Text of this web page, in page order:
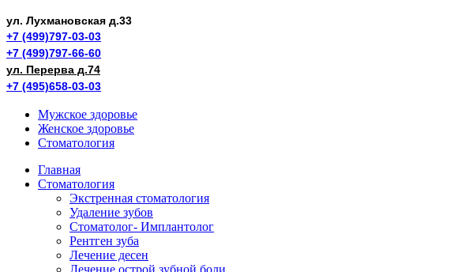
ул. Лухмановская д.33
+7 (499)797-03-03
+7 (499)797-66-60
ул. Перерва д.74
+7 (495)658-03-03
Мужское здоровье
Женское здоровье
Стоматология
Главная
Стоматология
Экстренная стоматология
Удаление зубов
Стоматолог- Имплантолог
Рентген зуба
Лечение десен
Лечение острой зубной боли